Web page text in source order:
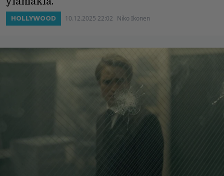
HOLLYWOOD 10.12.2025 22:02 Niko Ikonen